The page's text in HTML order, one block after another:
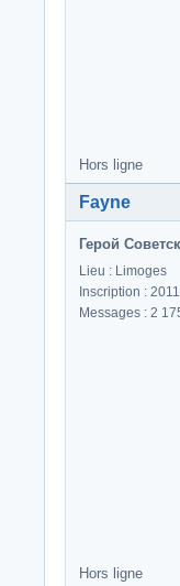
Hors ligne
Fayne
Герой
Lieu : Limoges
Inscription :
Messages : 2
Hors ligne